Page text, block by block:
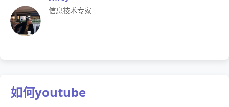
信息技术专家
如何youtube